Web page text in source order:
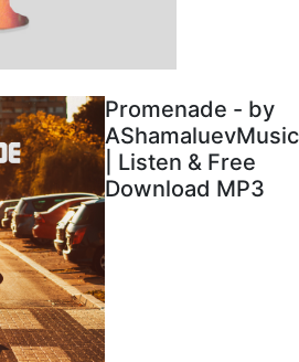
Promenade - by
AShamaluevMusic
| Listen & Free
Download MP3